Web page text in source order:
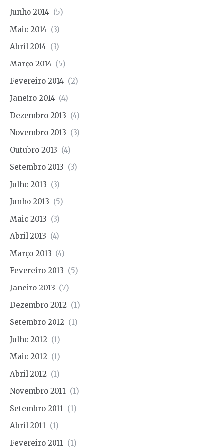
Junho 2014 (5)
Maio 2014 (3)
Abril 2014 (3)
Março 2014 (5)
Fevereiro 2014 (2)
Janeiro 2014 (4)
Dezembro 2013 (4)
Novembro 2013 (3)
Outubro 2013 (4)
Setembro 2013 (3)
Julho 2013 (3)
Junho 2013 (5)
Maio 2013 (3)
Abril 2013 (4)
Março 2013 (4)
Fevereiro 2013 (5)
Janeiro 2013 (7)
Dezembro 2012 (1)
Setembro 2012 (1)
Julho 2012 (1)
Maio 2012 (1)
Abril 2012 (1)
Novembro 2011 (1)
Setembro 2011 (1)
Abril 2011 (1)
Fevereiro 2011 (1)